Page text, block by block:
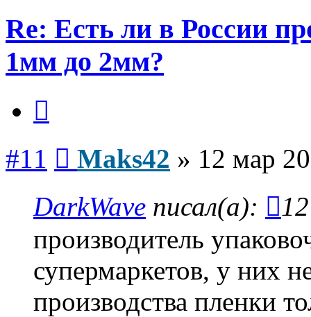
Re: Есть ли в России
1мм до 2мм?
#11 Maks42 » 12 мар
DarkWave писал(а):
производитель
супермаркетов, у них
производства пленки